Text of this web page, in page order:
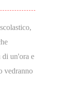
di un'ora e
vedranno